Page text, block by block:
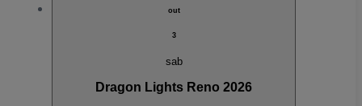
out
3
sab
Dragon Lights Reno 2026